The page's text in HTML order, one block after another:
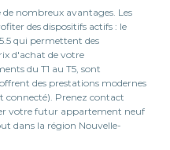
nombreux avantages. Les
des dispositifs actifs : le
qui permettent des
d'achat de votre
du T1 au T5, sont
des prestations modernes
connecté). Prenez contact
votre futur appartement neuf
dans la région Nouvelle-